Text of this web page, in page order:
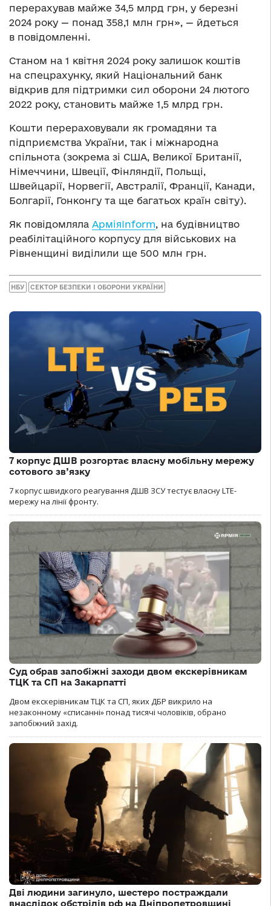
перерахував майже 34,5 млрд грн, у березні
2024 року — понад 358,1 млн грн», — йдеться
в повідомленні.
Станом на 1 квітня 2024 року залишок коштів
на спецрахунку, який Національний банк
відкрив для підтримки сил оборони 24 лютого
2022 року, становить майже 1,5 млрд грн.
Кошти перераховували як громадяни та
підприємства України, так і міжнародна
спільнота (зокрема зі США, Великої Британії,
Німеччини, Швеції, Фінляндії, Польщі,
Швейцарії, Норвегії, Австралії, Франції, Канади,
Болгарії, Гонконгу та ще багатьох країн світу).
Як повідомляла АрміяInform, на будівництво
реабілітаційного корпусу для військових на
Рівненщині виділили ще 500 млн грн.
НБУ СЕКТОР БЕЗПЕКИ І ОБОРОНИ УКРАЇНИ
7 корпус ДШВ розгортає власну мобільну мережу
сотового зв’язку
7 корпус швидкого реагування ДШВ ЗСУ тестує власну LTE-
мережу на лінії фронту.
Суд обрав запобіжні заходи двом екскерівникам
ТЦК та СП на Закарпатті
Двом екскерівникам ТЦК та СП, яких ДБР викрило на
незаконному «списанні» понад тисячі чоловіків, обрано
запобіжний захід.
Дві людини загинуло, шестеро постраждали
внаслідок обстрілів рф на Дніпропетровщині